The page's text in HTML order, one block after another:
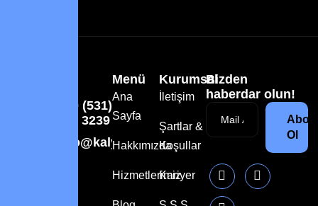
+90 (531)
574 3239
info@kalyoncreative.com
Menü
Ana
Sayfa
Hakkımızda
Hizmetlerimiz
Kurumsal
İletişim
Şartlar &
Koşullar
Kariyer
Bizden
haberdar olun!
Ol